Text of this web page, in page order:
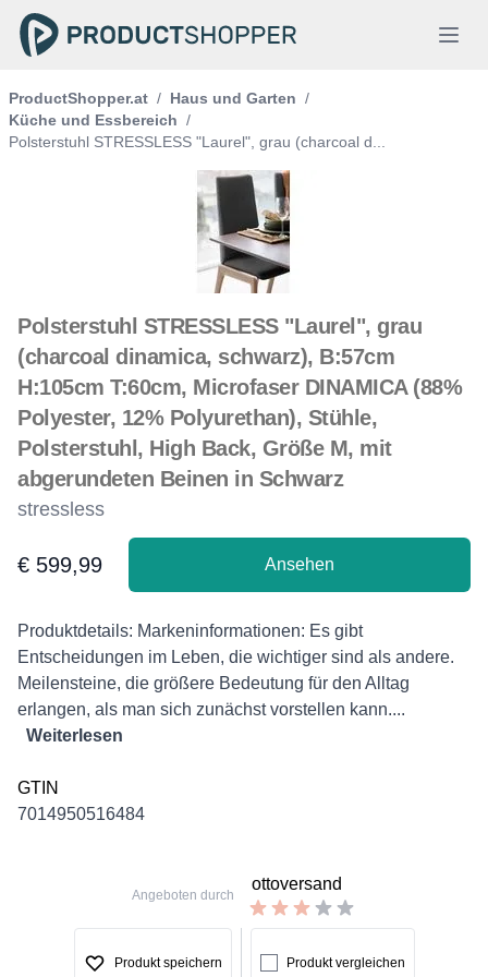
ProductShopper.at / Haus und Garten /
Küche und Essbereich /
Polsterstuhl STRESSLESS "Laurel", grau (charcoal d...
Polsterstuhl STRESSLESS "Laurel", grau
(charcoal dinamica, schwarz), B:57cm
H:105cm T:60cm, Microfaser DINAMICA (88%
Polyester, 12% Polyurethan), Stühle,
Polsterstuhl, High Back, Größe M, mit
abgerundeten Beinen in Schwarz
stressless
Product information
€ 599,99 Ansehen
Description
Produktdetails: Markeninformationen: Es gibt
Entscheidungen im Leben, die wichtiger sind als andere.
Meilensteine, die größere Bedeutung für den Alltag
erlangen, als man sich zunächst vorstellen kann....
Weiterlesen
GTIN
7014950516484
Angeboten durch
ottoversand
Produkt speichern Produkt vergleichen